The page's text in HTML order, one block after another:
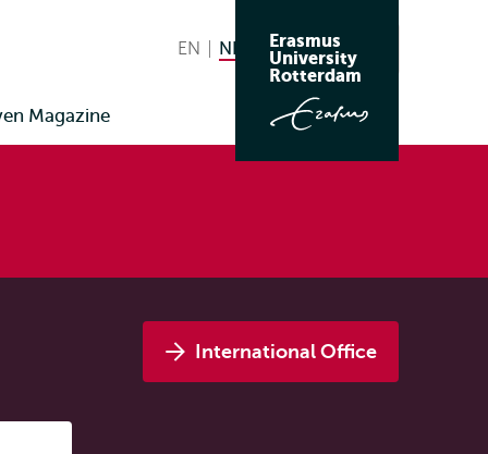
taal
EN English
NL Nederlands huidige taal
Zoeken
Erasmus
University
Rotterdam
Magazine
International Office